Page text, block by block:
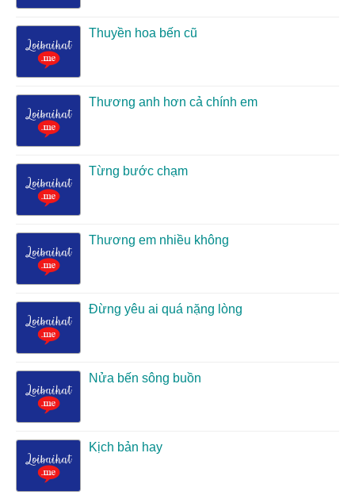
Thuyền hoa bến cũ
Thương anh hơn cả chính em
Từng bước chạm
Thương em nhiều không
Đừng yêu ai quá nặng lòng
Nửa bến sông buồn
Kịch bản hay